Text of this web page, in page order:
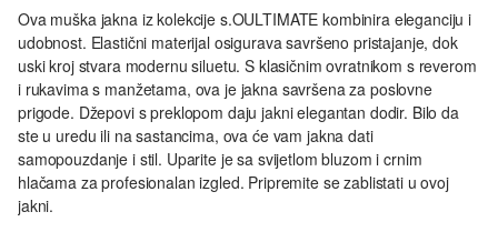
Ova muška jakna iz kolekcije s.OULTIMATE kombinira eleganciju i
udobnost. Elastični materijal osigurava savršeno pristajanje, dok
uski kroj stvara modernu siluetu. S klasičnim ovratnikom s reverom
i rukavima s manžetama, ova je jakna savršena za poslovne
prigode. Džepovi s preklopom daju jakni elegantan dodir. Bilo da
ste u uredu ili na sastancima, ova će vam jakna dati
samopouzdanje i stil. Uparite je sa svijetlom bluzom i crnim
hlačama za profesionalan izgled. Pripremite se zablistati u ovoj
jakni.